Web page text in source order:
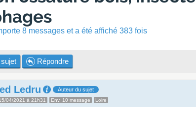
8 messages et a été affiché 383 fois
Répondre
Ledru Auteur du sujet
04/2021 à 21h31 Env. 10 message Loire